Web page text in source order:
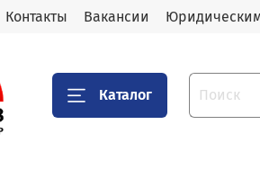
Контакты Вакансии
Каталог